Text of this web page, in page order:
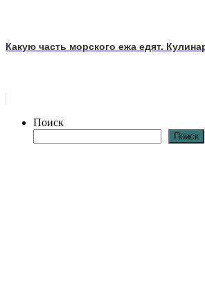
Какую часть морского ежа едят.
Поиск
Поиск